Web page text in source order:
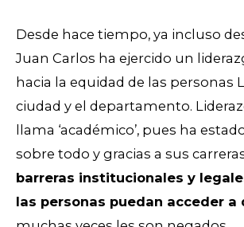
Desde hace tiempo, ya incluso
Juan Carlos ha ejercido un
hacia la equidad de las personas
ciudad y el departamento.
llama ‘académico’, pues ha
sobre todo y gracias a sus
barreras institucionales y
las personas puedan acceder a